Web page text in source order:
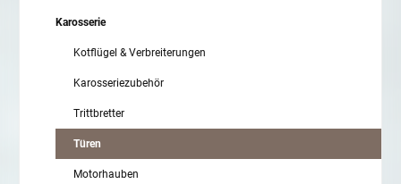
Karosserie
Kotflügel & Verbreiterungen
Karosseriezubehör
Trittbretter
Türen
Motorhauben